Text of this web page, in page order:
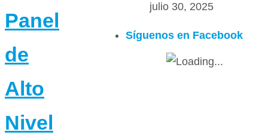
Panel
de
Alto
Nivel
julio 30, 2025
Síguenos en Facebook